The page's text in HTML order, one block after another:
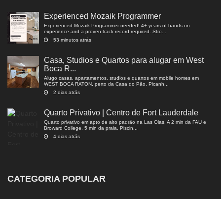
Experienced Mozaik Programmer
Experienced Mozaik Programmer needed! 4+ years of hands-on
experience and a proven track record required. Stro...
53 minutos atrás
Casa, Studios e Quartos para alugar em West
Boca R...
Alugo casas, apartamentos, studios e quartos em mobile homes em
WEST BOCA RATON, perto da Casa do Pão, Picanh...
2 dias atrás
Quarto Privativo | Centro de Fort Lauderdale
Quarto privativo em apto de alto padrão na Las Olas. A 2 min da FAU e
Broward College, 5 min da praia. Piscin...
4 dias atrás
CATEGORIA POPULAR